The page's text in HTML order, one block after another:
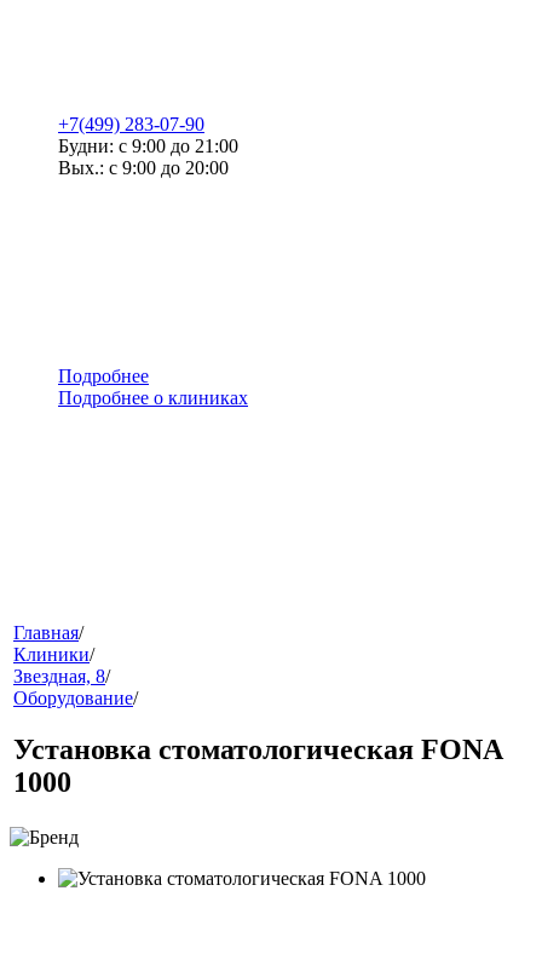
+7(499) 283-07-90
Будни: с 9:00 до 21:00
Вых.: с 9:00 до 20:00
Подробнее
Подробнее о клиниках
меню
Главная/
Клиники/
Звездная, 8/
Оборудование/
Установка стоматологическая FONA
1000